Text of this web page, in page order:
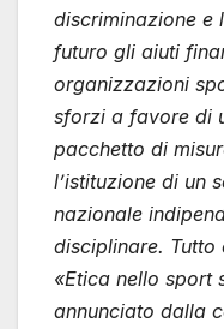
discriminazione e
futuro gli aiuti
organizzazioni
sforzi a favore di
pacchetto di
l’istituzione di un
nazionale
disciplinare.
«Etica nello sport
annunciato dalla